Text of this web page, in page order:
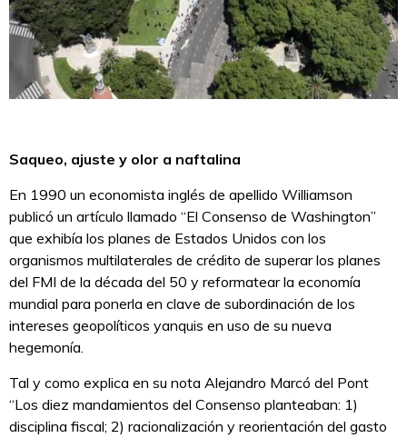
Saqueo, ajuste y olor a naftalina
En 1990 un economista inglés de apellido Williamson
publicó un artículo llamado “El Consenso de Washington”
que exhibía los planes de Estados Unidos con los
organismos multilaterales de crédito de superar los planes
del FMI de la década del 50 y reformatear la economía
mundial para ponerla en clave de subordinación de los
intereses geopolíticos yanquis en uso de su nueva
hegemonía.
Tal y como explica en su nota Alejandro Marcó del Pont
“Los diez mandamientos del Consenso planteaban: 1)
disciplina fiscal; 2) racionalización y reorientación del gasto